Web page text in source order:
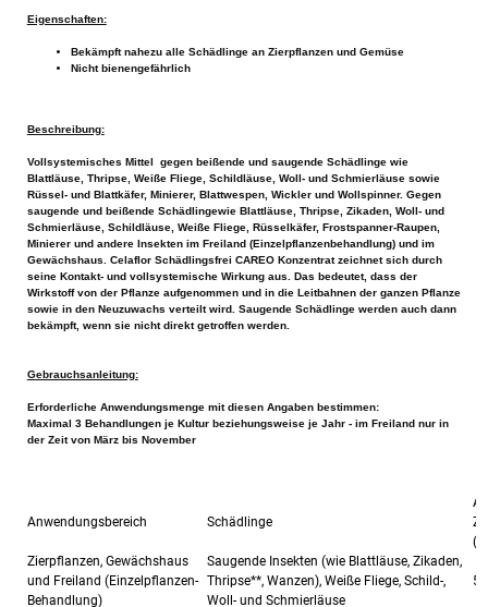
Eigenschaften:
Bekämpft nahezu alle Schädlinge an Zierpflanzen und Gemüse
Nicht bienengefährlich
Beschreibung:
Vollsystemisches Mittel gegen beißende und saugende Schädlinge wie
Blattläuse, Thripse, Weiße Fliege, Schildläuse, Woll- und Schmierläuse sowie
Rüssel- und Blattkäfer, Minierer, Blattwespen, Wickler und Wollspinner. Gegen
saugende und beißende Schädlingewie Blattläuse, Thripse, Zikaden, Woll- und
Schmierläuse, Schildläuse, Weiße Fliege, Rüsselkäfer, Frostspanner-Raupen,
Minierer und andere Insekten im Freiland (Einzelpflanzenbehandlung) und im
Gewächshaus. Celaflor Schädlingsfrei CAREO Konzentrat zeichnet sich durch
seine Kontakt- und vollsystemische Wirkung aus. Das bedeutet, dass der
Wirkstoff von der Pflanze aufgenommen und in die Leitbahnen der ganzen Pflanze
sowie in den Neuzuwachs verteilt wird. Saugende Schädlinge werden auch dann
bekämpft, wenn sie nicht direkt getroffen werden.
Gebrauchsanleitung:
Erforderliche Anwendungsmenge mit diesen Angaben bestimmen:
Maximal 3 Behandlungen je Kultur beziehungsweise je Jahr - im Freiland nur in
der Zeit von März bis November
Anwendungsbereich Schädlinge
Zierpflanzen, Gewächshaus
und Freiland (Einzelpflanzen-
Behandlung)
Saugende Insekten (wie Blattläuse, Zikaden,
Thripse**, Wanzen), Weiße Fliege, Schild-,
Woll- und Schmierläuse
5